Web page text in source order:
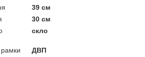
39 см
30 см
скло
рамки
ДВП